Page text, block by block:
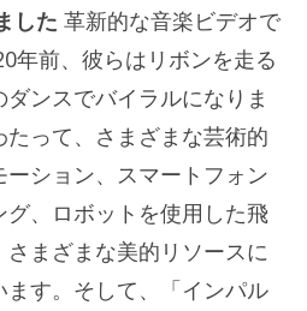
した 革新的な音楽ビデオで
年前、彼らはリボンを走る
ンスでバイラルになりま
たって、さまざまな芸術的
ション、スマートフォン
、ロボットを使用した飛
まざまな美的リソースに
す。そして、「インパル